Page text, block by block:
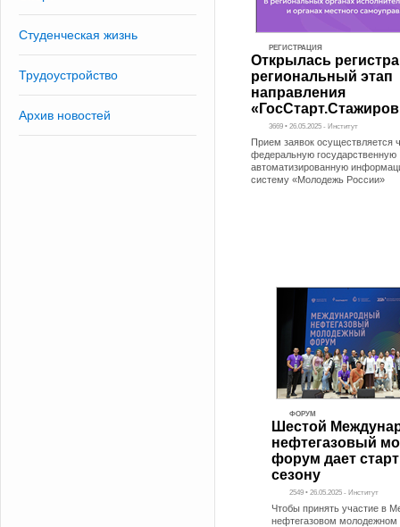
Студенческая жизнь
Трудоустройство
Архив новостей
РЕГИСТРАЦИЯ
Открылась
региональный этап
направления
3669 • 26.05.2025 - Институт
Прием заявок осуществляется
федеральную государственную
автоматизированную
систему «Молодежь России»
ФОРУМ
Шестой
нефтегазовый
форум дает
сезону
2549 • 26.05.2025 - Институт
Чтобы принять участие в
нефтегазовом